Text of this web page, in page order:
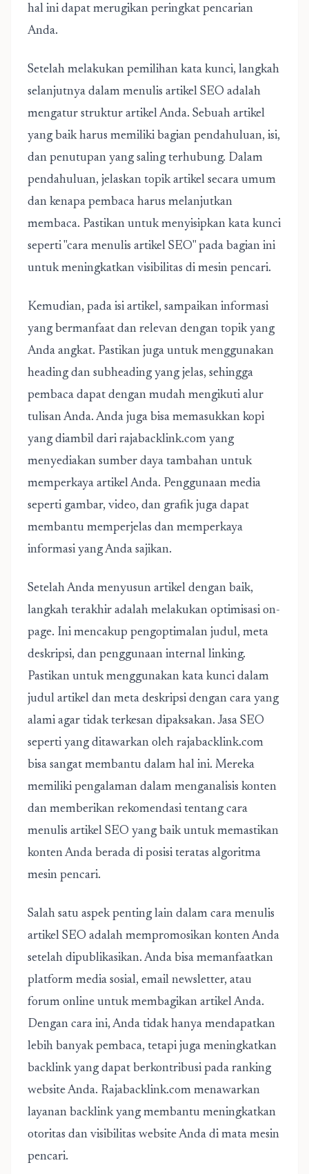
hal ini dapat merugikan peringkat pencarian
Anda.
Setelah melakukan pemilihan kata kunci, langkah
selanjutnya dalam menulis artikel SEO adalah
mengatur struktur artikel Anda. Sebuah artikel
yang baik harus memiliki bagian pendahuluan, isi,
dan penutupan yang saling terhubung. Dalam
pendahuluan, jelaskan topik artikel secara umum
dan kenapa pembaca harus melanjutkan
membaca. Pastikan untuk menyisipkan kata kunci
seperti "cara menulis artikel SEO" pada bagian ini
untuk meningkatkan visibilitas di mesin pencari.
Kemudian, pada isi artikel, sampaikan informasi
yang bermanfaat dan relevan dengan topik yang
Anda angkat. Pastikan juga untuk menggunakan
heading dan subheading yang jelas, sehingga
pembaca dapat dengan mudah mengikuti alur
tulisan Anda. Anda juga bisa memasukkan kopi
yang diambil dari rajabacklink.com yang
menyediakan sumber daya tambahan untuk
memperkaya artikel Anda. Penggunaan media
seperti gambar, video, dan grafik juga dapat
membantu memperjelas dan memperkaya
informasi yang Anda sajikan.
Setelah Anda menyusun artikel dengan baik,
langkah terakhir adalah melakukan optimisasi on-
page. Ini mencakup pengoptimalan judul, meta
deskripsi, dan penggunaan internal linking.
Pastikan untuk menggunakan kata kunci dalam
judul artikel dan meta deskripsi dengan cara yang
alami agar tidak terkesan dipaksakan. Jasa SEO
seperti yang ditawarkan oleh rajabacklink.com
bisa sangat membantu dalam hal ini. Mereka
memiliki pengalaman dalam menganalisis konten
dan memberikan rekomendasi tentang cara
menulis artikel SEO yang baik untuk memastikan
konten Anda berada di posisi teratas algoritma
mesin pencari.
Salah satu aspek penting lain dalam cara menulis
artikel SEO adalah mempromosikan konten Anda
setelah dipublikasikan. Anda bisa memanfaatkan
platform media sosial, email newsletter, atau
forum online untuk membagikan artikel Anda.
Dengan cara ini, Anda tidak hanya mendapatkan
lebih banyak pembaca, tetapi juga meningkatkan
backlink yang dapat berkontribusi pada ranking
website Anda. Rajabacklink.com menawarkan
layanan backlink yang membantu meningkatkan
otoritas dan visibilitas website Anda di mata mesin
pencari.